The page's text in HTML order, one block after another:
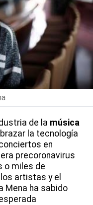
de la música
la tecnología
en
precoronavirus
o miles de
artistas y el
Mena ha sabido